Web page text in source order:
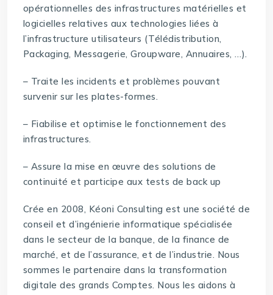
opérationnelles des infrastructures matérielles et
logicielles relatives aux technologies liées à
l’infrastructure utilisateurs (Télédistribution,
Packaging, Messagerie, Groupware, Annuaires, …).
– Traite les incidents et problèmes pouvant
survenir sur les plates-formes.
– Fiabilise et optimise le fonctionnement des
infrastructures.
– Assure la mise en œuvre des solutions de
continuité et participe aux tests de back up
Crée en 2008, Kéoni Consulting est une société de
conseil et d’ingénierie informatique spécialisée
dans le secteur de la banque, de la finance de
marché, et de l’assurance, et de l’industrie. Nous
sommes le partenaire dans la transformation
digitale des grands Comptes. Nous les aidons à